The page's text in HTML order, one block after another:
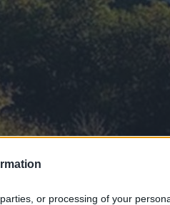
or processing of your